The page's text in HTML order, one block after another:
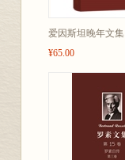
爱因斯坦晚年文集
¥65.00